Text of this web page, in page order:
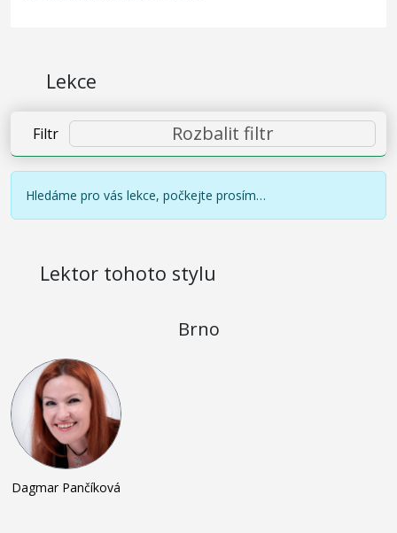
Lekce
Filtr Rozbalit filtr
Hledáme pro vás lekce, počkejte prosím…
Lektor tohoto stylu
Brno
Dagmar Pančíková